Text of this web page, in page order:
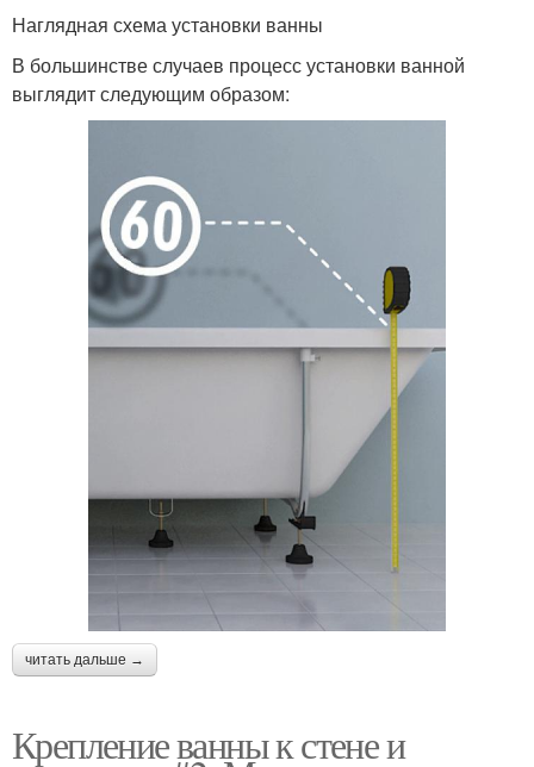
Наглядная схема установки ванны
В большинстве случаев процесс установки ванной
выглядит следующим образом:
читать дальше →
Крепление ванны к стене и